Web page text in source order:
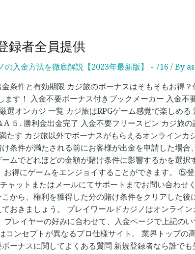
録者全員提供
入金方法を徹底解説【2023年最新版】 - 716 / By
件と有効期限 カジ旅のボーナスはそもそもお得？
す！ 入金不要ボーナス付きブックメーカー 入金不
オンカジ 一覧 カジ旅はRPGゲーム感覚で楽しめる
５. 勝利金出金完了 入金不要フリースピン カジ旅
たす カジ旅以外でボーナスがもらえるオンラインカ
条件が満たされる前にお客様が出金を申請した場合
ムでどれほどの金額が賭け条件に影響するかを選択
得にゲームをエンジョイすることができます。 ⑤
ャットまたはメールにてサポートまでお問い合わせ
から、権利を獲得した分の賭け条件をクリアした後
おきましょう。 プレイワールドカジノはオンライ
レイヤーの好みに合わせて、入金ページで上記の
セプトが異なるプロ仕様サイト。 業界トップの高
ーナスに関してよくある質問 新規登録者なら誰で